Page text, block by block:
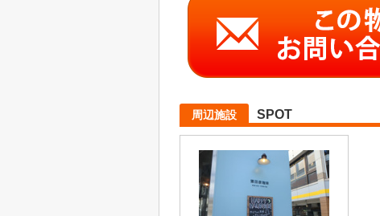
周辺施設 SPOT